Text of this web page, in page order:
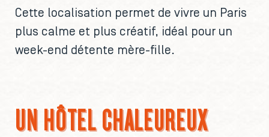
Cette localisation permet de vivre un Paris
plus calme et plus créatif, idéal pour un
week-end détente mère-fille.
UN HÔTEL CHALEUREUX